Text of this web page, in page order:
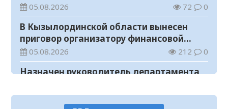
05.08.2026 72 0
В Кызылординской области вынесен
приговор организатору финансовой
пирамиды
05.08.2026 212 0
Назначен руководитель департамента
специальным учетам по
05.08.2026 88 0